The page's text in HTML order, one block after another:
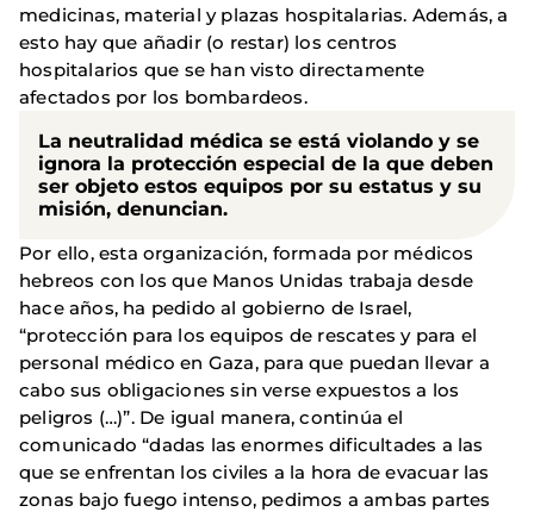
medicinas, material y plazas hospitalarias. Además, a
esto hay que añadir (o restar) los centros
hospitalarios que se han visto directamente
afectados por los bombardeos.
La neutralidad médica se está violando y se
ignora la protección especial de la que deben
ser objeto estos equipos por su estatus y su
misión, denuncian.
Por ello, esta organización, formada por médicos
hebreos con los que Manos Unidas trabaja desde
hace años, ha pedido al gobierno de Israel,
“protección para los equipos de rescates y para el
personal médico en Gaza, para que puedan llevar a
cabo sus obligaciones sin verse expuestos a los
peligros (…)”. De igual manera, continúa el
comunicado “dadas las enormes dificultades a las
que se enfrentan los civiles a la hora de evacuar las
zonas bajo fuego intenso, pedimos a ambas partes